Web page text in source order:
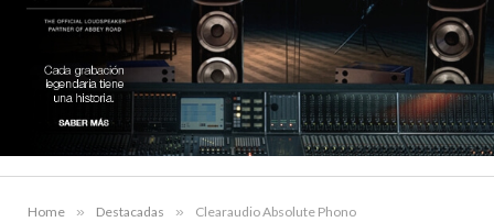
Home » Destacadas » Clearaudio Absolute Phono